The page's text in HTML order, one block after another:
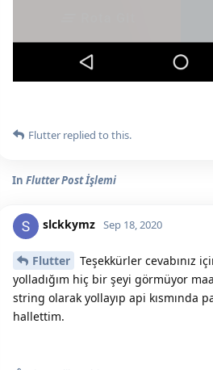
Flutter replied to this.
In Flutter Post İşlemi
slckkymz Sep 18, 2020
Flutter
Teşekkürler cevabınız
yolladığım hiç bir şeyi görmüyor
string olarak yollayıp api kısmında
hallettim.